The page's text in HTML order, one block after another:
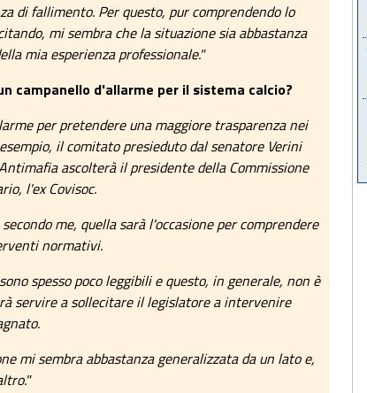
di fallimento. Per questo, pur comprendendo lo
mi sembra che la situazione sia abbastanza
mia esperienza professionale."
campanello d'allarme per il sistema calcio?
per pretendere una maggiore trasparenza nei
il comitato presieduto dal senatore Verini
ascolterà il presidente della Commissione
l'ex Covisoc.
me, quella sarà l'occasione per comprendere
normativi.
spesso poco leggibili e questo, in generale, non è
servire a sollecitare il legislatore a intervenire
mi sembra abbastanza generalizzata da un lato e,